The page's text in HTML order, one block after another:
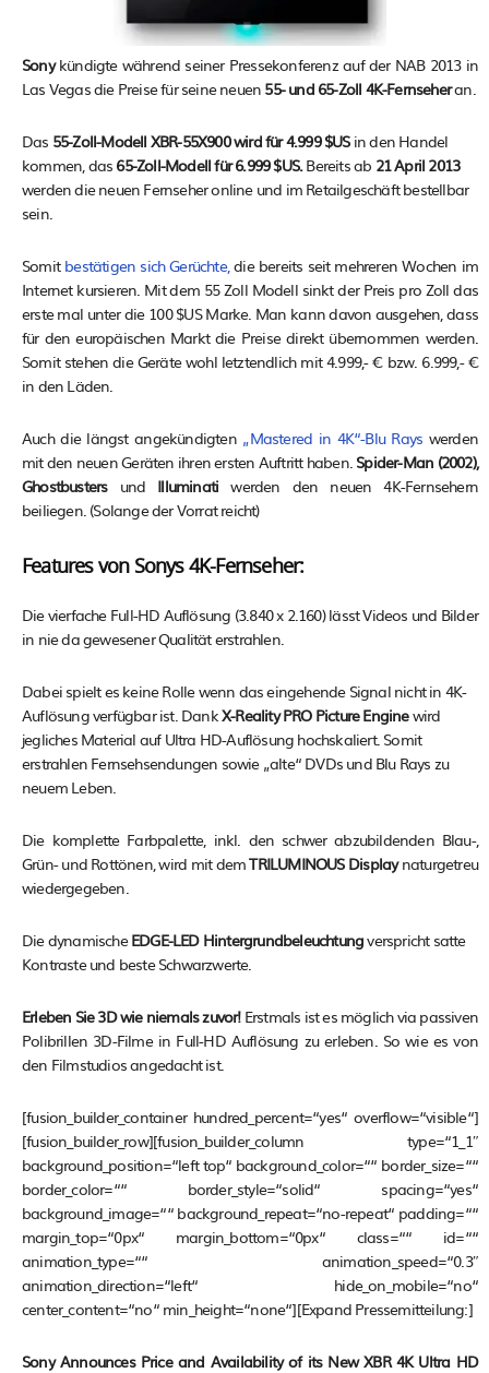
Sonykündigte während seiner Pressekonferenz auf der NAB 2013 in
Las Vegas die Preise für seine neuen 55- und 65-Zoll 4K-Fernseheran.
Das 55-Zoll-Modell XBR-55X900 wird für 4.999 $USin den Handel
kommen, das 65-Zoll-Modell für 6.999 $US.Bereits ab 21 April 2013
werden die neuen Fernseher online und im Retailgeschäft bestellbar
sein.
Somit bestätigen sich Gerüchte,die bereits seit mehreren Wochen im
Internet kursieren. Mit dem 55 Zoll Modell sinkt der Preis pro Zoll das
erste mal unter die 100 $US Marke. Man kann davon ausgehen, dass
für den europäischen Markt die Preise direkt übernommen werden.
Somit stehen die Geräte wohl letztendlich mit 4.999,- € bzw. 6.999,- €
in den Läden.
Auch die längst angekündigten„Mastered in 4K“-Blu Rays werden
mit den neuen Geräten ihren ersten Auftritt haben. Spider-Man (2002),
Ghostbustersund Illuminati werden den neuen 4K-Fernsehern
beiliegen. (Solange der Vorrat reicht)
Features von Sonys 4K-Fernseher:
Die vierfache Full-HD Auflösung (3.840 x 2.160) lässt Videos und Bilder
in nie da gewesener Qualität erstrahlen.
Dabei spielt es keine Rolle wenn das eingehende Signal nicht in 4K-
Auflösung verfügbar ist. DankX-Reality PRO Picture Enginewird
jegliches Material auf Ultra HD-Auflösung hochskaliert. Somit
erstrahlen Fernsehsendungen sowie „alte“ DVDs und Blu Rays zu
neuem Leben.
Die komplette Farbpalette, inkl. den schwer abzubildenden Blau-,
Grün- und Rottönen, wird mit demTRILUMINOUS Displaynaturgetreu
wiedergegeben.
Die dynamischeEDGE-LED Hintergrundbeleuchtungverspricht satte
Kontraste und beste Schwarzwerte.
Erleben Sie 3D wie niemals zuvor!Erstmals ist es möglich via passiven
Polibrillen 3D-Filme in Full-HD Auflösung zu erleben. So wie es von
den Filmstudios angedacht ist.
[fusion_builder_container hundred_percent=“yes“ overflow=“visible“]
[fusion_builder_row][fusion_builder_column type=“1_1″
background_position=“left top“ background_color=““ border_size=““
border_color=““ border_style=“solid“ spacing=“yes“
background_image=““ background_repeat=“no-repeat“ padding=““
margin_top=“0px“ margin_bottom=“0px“ class=““ id=““
animation_type=““ animation_speed=“0.3″
animation_direction=“left“ hide_on_mobile=“no“
center_content=“no“ min_height=“none“][Expand Pressemitteilung:]
Sony Announces Price and Availability of its New XBR 4K Ultra HD